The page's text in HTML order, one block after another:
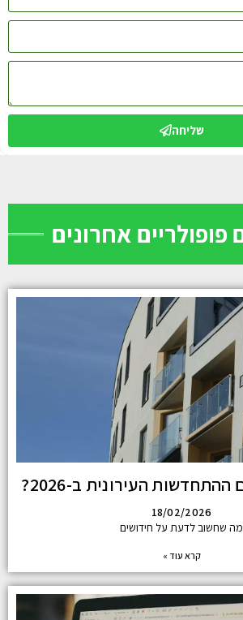
שליחה
אחרונים
העירונית ב-2026?
18/02/2026
מה שחשוב לדעת על חידושים
קרא עוד »